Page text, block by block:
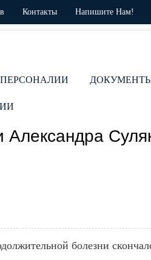
Контакты Напишите Нам!
ПЕРСОНАЛИИ
болезни